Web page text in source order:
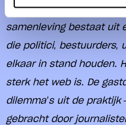
echt inzicht gekregen
samenleving bestaat uit
die politici, bestuurders,
elkaar in stand houden.
sterk het web is. De
dilemma’s uit de
gebracht door